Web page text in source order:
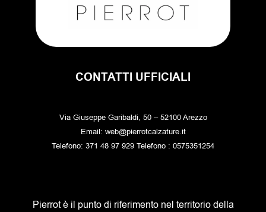
CONTATTI UFFICIALI
Via Giuseppe Garibaldi, 50 – 52100 Arezzo
Email: web@pierrotcalzature.it
Telefono: 371 48 97 929 Telefono : 0575351254
Pierrot è il punto di riferimento nel territorio della